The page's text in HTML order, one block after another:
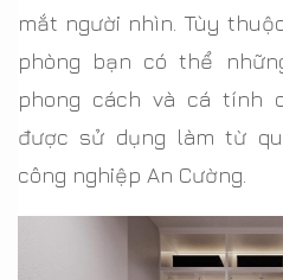
mắt người nhìn. Tùy
phòng bạn có thể
phong cách và cá tính
được sử dụng làm từ
công nghiệp An Cường.